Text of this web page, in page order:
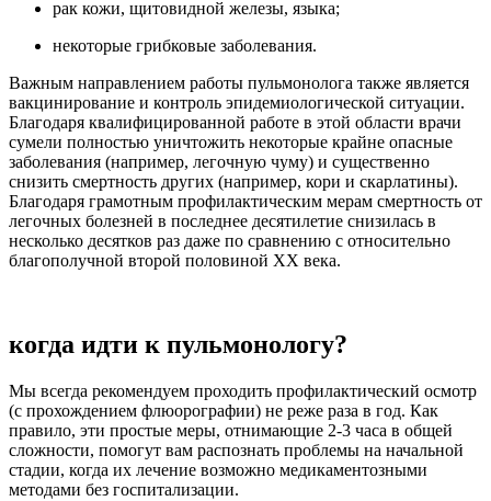
рак кожи, щитовидной железы, языка;
некоторые грибковые заболевания.
Важным направлением работы пульмонолога также является
вакцинирование и контроль эпидемиологической ситуации.
Благодаря квалифицированной работе в этой области врачи
сумели полностью уничтожить некоторые крайне опасные
заболевания (например, легочную чуму) и существенно
снизить смертность других (например, кори и скарлатины).
Благодаря грамотным профилактическим мерам смертность от
легочных болезней в последнее десятилетие снизилась в
несколько десятков раз даже по сравнению с относительно
благополучной второй половиной ХХ века.
когда идти к пульмонологу?
Мы всегда рекомендуем проходить профилактический осмотр
(с прохождением флюорографии) не реже раза в год. Как
правило, эти простые меры, отнимающие 2-3 часа в общей
сложности, помогут вам распознать проблемы на начальной
стадии, когда их лечение возможно медикаментозными
методами без госпитализации.